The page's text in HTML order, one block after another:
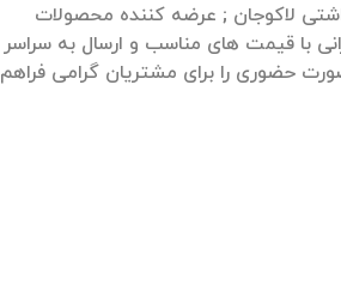
لاکوجان ; عرضه کننده محصولات
با قیمت های مناسب و ارسال به سراسر
حضوری را برای مشتریان گرامی فراهم